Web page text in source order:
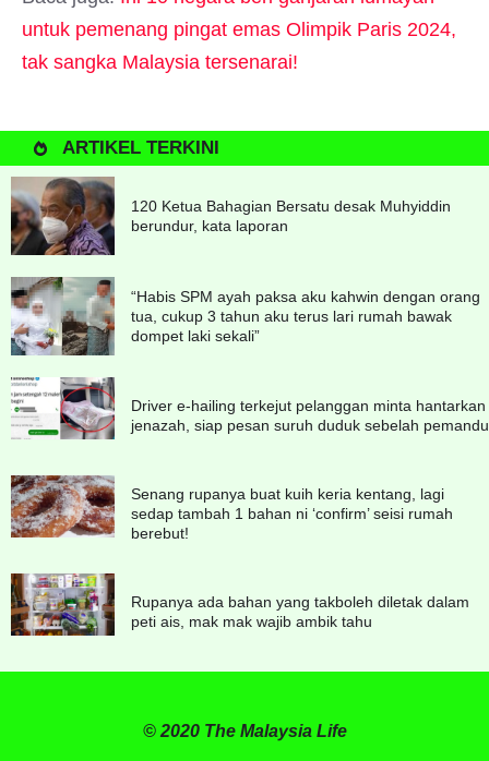
untuk pemenang pingat emas Olimpik Paris 2024,
tak sangka Malaysia tersenarai!
ARTIKEL TERKINI
120 Ketua Bahagian Bersatu desak Muhyiddin
berundur, kata laporan
“Habis SPM ayah paksa aku kahwin dengan orang
tua, cukup 3 tahun aku terus lari rumah bawak
dompet laki sekali”
Driver e-hailing terkejut pelanggan minta hantarkan
jenazah, siap pesan suruh duduk sebelah pemandu
Senang rupanya buat kuih keria kentang, lagi
sedap tambah 1 bahan ni ‘confirm’ seisi rumah
berebut!
Rupanya ada bahan yang takboleh diletak dalam
peti ais, mak mak wajib ambik tahu
© 2020 The Malaysia Life